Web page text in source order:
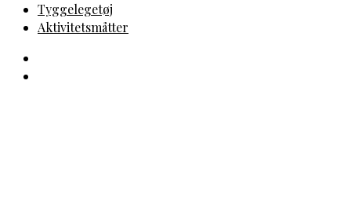
Tyggelegetøj
Aktivitetsmåtter